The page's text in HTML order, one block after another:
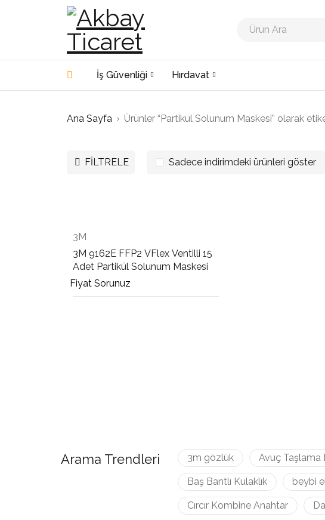
İş Güvenliği Hırdavat
Ana Sayfa › Ürünler “Partikül Solunum Maskesi” olarak
FILTRELE Sadece indirimdeki ürünleri göster
3M
3M 9162E FFP2 VFlex Ventilli 15
Adet Partikül Solunum Maskesi
Fiyat Sorunuz
Arama Trendleri 3m gözlük Avuç Taşlama
Baş Bantlı Kulaklık beybi
Cırcır Kombine Anahtar